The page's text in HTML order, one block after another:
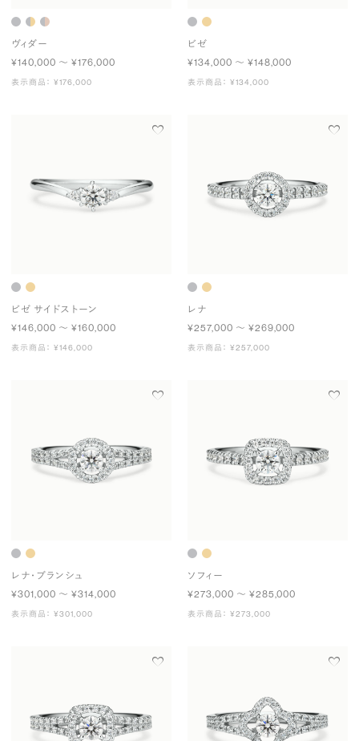
ヴィダー
¥140,000 〜 ¥176,000
表示商品： ¥176,000
ビゼ
¥134,000 〜 ¥148,000
表示商品： ¥134,000
ビゼ サイドストーン
¥146,000 〜 ¥160,000
表示商品： ¥146,000
レナ
¥257,000 〜 ¥269,000
表示商品： ¥257,000
レナ・ブランシュ
¥301,000 〜 ¥314,000
表示商品： ¥301,000
ソフィー
¥273,000 〜 ¥285,000
表示商品： ¥273,000